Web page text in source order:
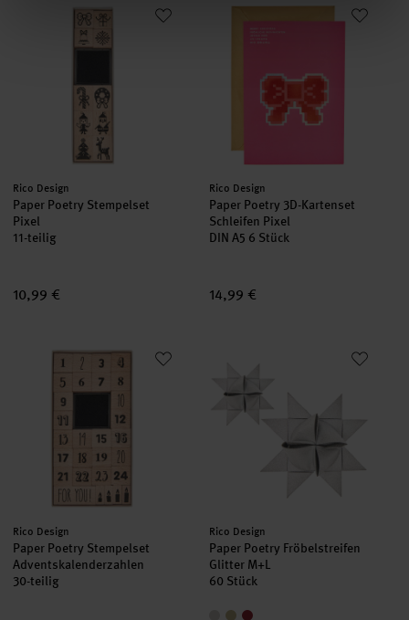
Paper Poetry Stempelset Pixel
Hersteller:
Rico Design
Paper Poetry Stempelset
Pixel
11-teilig
10,99 €
Paper Poetry 3D-Kartenset
Hersteller:
Rico Design
Paper Poetry 3D-Kartenset
Schleifen Pixel
DIN A5 6 Stück
14,99 €
Paper Poetry Stempelset Adventskalenderzahlen
Hersteller:
Rico Design
Paper Poetry Stempelset
Adventskalenderzahlen
30-teilig
Paper Poetry Fröbelstreifen
Hersteller:
Rico Design
Paper Poetry Fröbelstreifen
Glitter M+L
60 Stück